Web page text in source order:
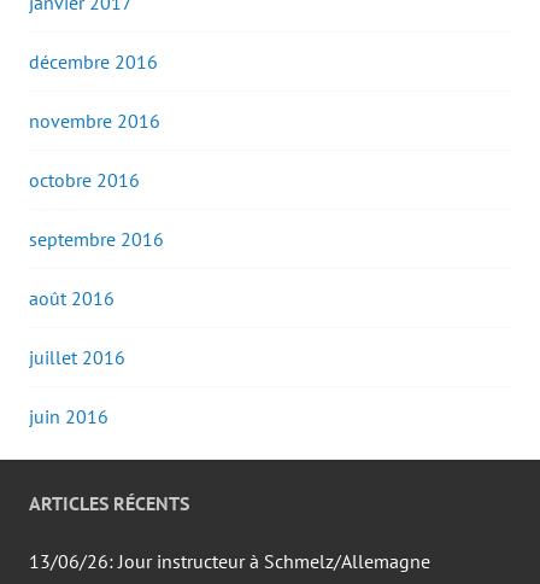
décembre 2016
novembre 2016
octobre 2016
septembre 2016
août 2016
juillet 2016
juin 2016
ARTICLES RÉCENTS
13/06/26: Jour instructeur à Schmelz/Allemagne